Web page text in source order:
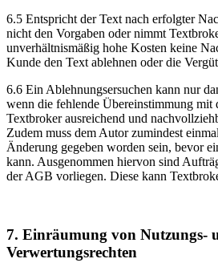
6.5 Entspricht der Text nach erfolgter
nicht den Vorgaben oder nimmt
unverhältnismäßig hohe Kosten keine
Kunde den Text ablehnen oder die
6.6 Ein Ablehnungsersuchen kann nur
wenn die fehlende Übereinstimmung mit
Textbroker ausreichend und
Zudem muss dem Autor zumindest
Änderung gegeben worden sein, bevor
kann. Ausgenommen hiervon sind
der AGB vorliegen. Diese kann
7. Einräumung von Nutzungs-
Verwertungsrechten